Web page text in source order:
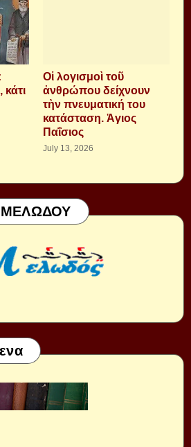
Οἱ λογισμοὶ τοῦ
ἀνθρώπου δείχνουν
τὴν πνευματική του
κατάσταση. Ἁγιος
Παΐσιος
July 13, 2026
ΜΕΛΩΔΟΥ